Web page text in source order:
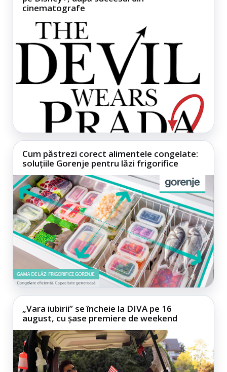
cinematografe
Cum păstrezi corect alimentele congelate:
soluțiile Gorenje pentru lăzi frigorifice
„Vara iubirii” se încheie la DIVA pe 16
august, cu șase premiere de weekend